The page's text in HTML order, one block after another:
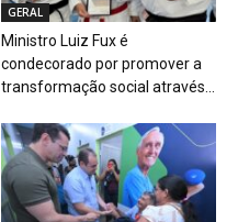
GERAL
Ministro Luiz Fux é
condecorado por promover a
transformação social através...